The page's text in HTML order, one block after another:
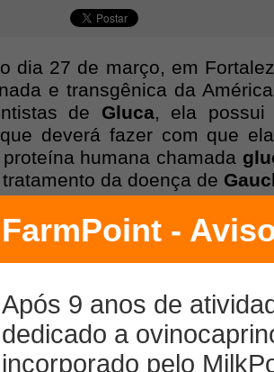
dia 27 de março, em
e transgênica da
de Gluca, ela possui
deverá fazer com que
humana chamada
da doença de
uma doença genética
custosa para o
informações
o
Ministério da Saúde
R$ 250 milhões por ano
para pouco mais de
Brasil.